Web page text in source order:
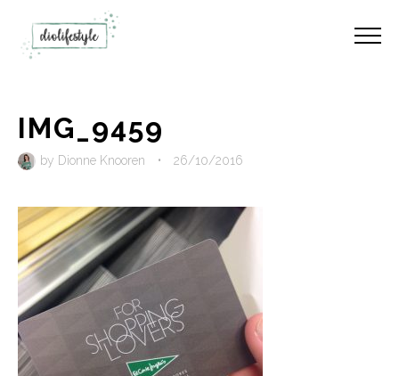
IMG_9459
by Dionne Knooren • 26/10/2016